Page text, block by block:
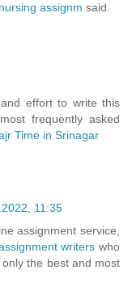
assignm said.
effort to write this
frequently asked
Time in Srinagar
11:35
assignment service,
writers who
the best and most